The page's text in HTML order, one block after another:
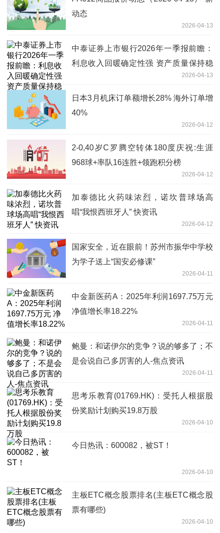
动态
2026-04-13
中泰证券上市银行2026年一季报前瞻：
利息收入回暖确定性强 资产质量保持稳
2026-04-13
日本3月机床订单额增长28% 海外订单增
40%
2026-04-12
2-0,40岁C罗腾空转体180度庆祝:生涯
968球+率队16连胜+领跑积分榜
2026-04-12
加泰德比火药味浓烈，诺坎普球场高
唱“我恨西班牙人” 快资讯
2026-04-12
国家安全，近在眼前！苏州市振华中学校
为学子送上“国安必修课”
2026-04-11
中金新医药A：2025年利润1697.75万元
净值增长率18.22%
2026-04-11
鲍曼：和诺伊尔的竞争？说的够多了；不
是会说自己多厉害的人-焦点资讯
2026-04-11
思考乐教育(01769.HK)：受托人根据股
份奖励计划购买19.8万股
2026-04-10
今日热讯：600082，被ST！
2026-04-10
主板ETC概念股票排名(主板ETC概念股
票有哪些)
2026-04-10